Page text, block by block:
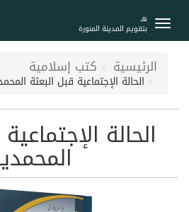
هـ
بتقويم المدينة المنورة
الرئيسية كتب إسلامية
الحالة الإجتماعية قبل البعثة
الحالة